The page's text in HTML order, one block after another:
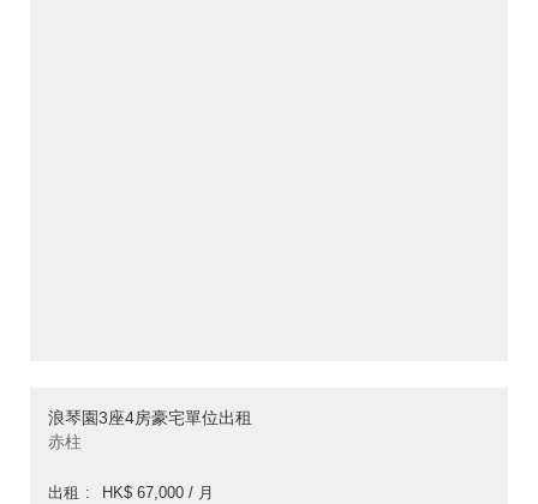
浪琴園3座4房豪宅單位出租
赤柱
出租
HK$ 67,000 / 月